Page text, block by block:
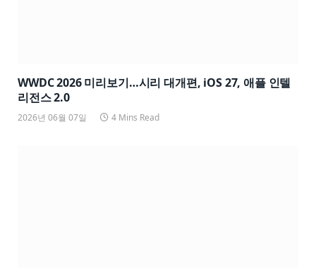
WWDC 2026 미리보기…시리 대개편, iOS 27, 애플 인텔
리전스 2.0
2026년 06월 07일 4 Mins Read